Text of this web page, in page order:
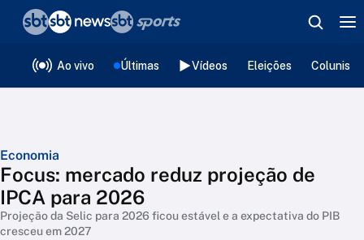
Ao vivo Últimas Vídeos Eleições
Economia
Focus: mercado reduz projeção de
IPCA para 2026
Projeção da Selic para 2026 ficou estável e a expectativa do PIB
cresceu em 2027
❮voltar
Editorias